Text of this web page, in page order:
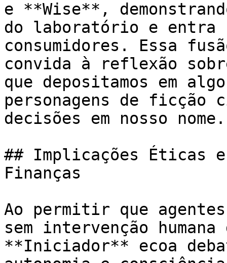
e **Wise**,
do laboratório e entra
consumidores. Essa
convida à reflexão
que depositamos em
personagens de ficção
decisões em nosso nome.
## Implicações Éticas
Finanças
Ao permitir que agentes
sem intervenção
**Iniciador** ecoa